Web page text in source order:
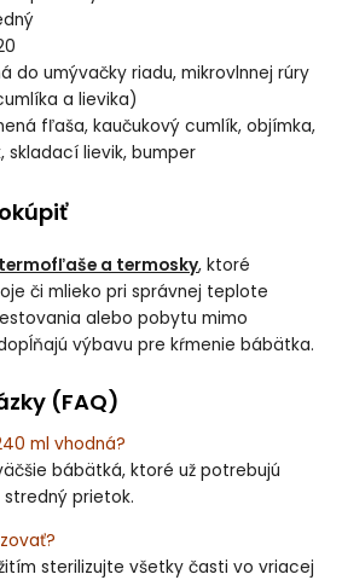
do umývačky riadu, mikrovlnnej rúry
a lievika)
fľaša, kaučukový cumlík, objímka,
skladací lievik, bumper
a termosky, ktoré
či mlieko pri správnej teplote
alebo pobytu mimo
výbavu pre kŕmenie bábätka.
(FAQ)
ml vhodná?
bábätká, ktoré už potrebujú
prietok.
sterilizujte všetky časti vo vriacej